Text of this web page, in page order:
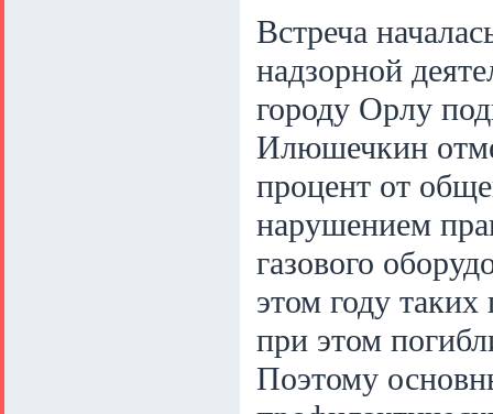
Встреча
надзорной
городу Орлу
Илюшечкин
процент от
нарушением
газового
этом году
при этом
Поэтому